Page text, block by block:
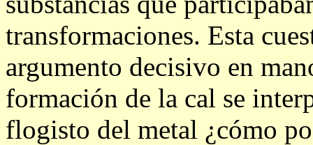
transformaciones. Esta
argumento decisivo en
formación de la cal se
flogisto del metal ¿cómo